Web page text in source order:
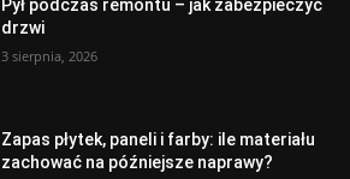
Pył podczas remontu – jak zabezpieczyć
drzwi
3 sierpnia, 2026
Zapas płytek, paneli i farby: ile materiału
zachować na późniejsze naprawy?